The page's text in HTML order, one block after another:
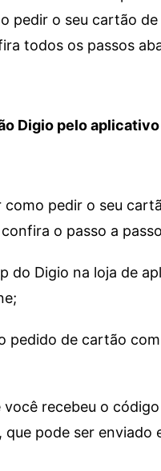
pedir o seu cartão
todos os passos
Digio pelo aplicativo
como pedir o seu
o passo a
do Digio na loja de
pedido de cartão
você recebeu o
que pode ser enviado